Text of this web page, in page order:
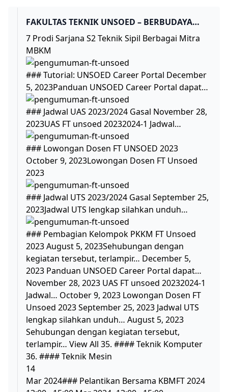
FAKULTAS TEKNIK UNSOED – BERBUDAYA
MUTU
7 Prodi Sarjana S2 Teknik Sipil Berbagai Mitra
MBKM
### Tutorial: UNSOED Career Portal December
5, 2023Panduan UNSOED Career Portal dapat…
### Jadwal UAS 2023/2024 Gasal November 28,
2023UAS FT unsoed 20232024-1 Jadwal…
### Lowongan Dosen FT UNSOED 2023
October 9, 2023Lowongan Dosen FT Unsoed
2023
### Jadwal UTS 2023/2024 Gasal September 25,
2023Jadwal UTS lengkap silahkan unduh…
### Pembagian Kelompok PKKM FT Unsoed
2023 August 5, 2023Sehubungan dengan
kegiatan tersebut, terlampir… December 5,
2023 Panduan UNSOED Career Portal dapat…
November 28, 2023 UAS FT unsoed 20232024-1
Jadwal… October 9, 2023 Lowongan Dosen FT
Unsoed 2023 September 25, 2023 Jadwal UTS
lengkap silahkan unduh… August 5, 2023
Sehubungan dengan kegiatan tersebut,
terlampir… View All 35. #### Teknik Komputer
36. #### Teknik Mesin
14
Mar 2024### Pelantikan Bersama KBMFT 2024